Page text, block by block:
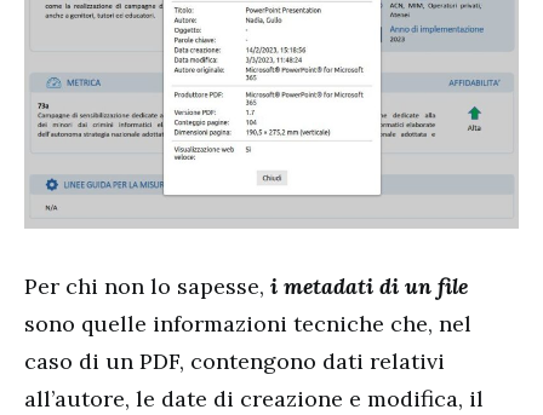
Per chi non lo sapesse, i metadati di un file
sono quelle informazioni tecniche che, nel
caso di un PDF, contengono dati relativi
all’autore, le date di creazione e modifica, il